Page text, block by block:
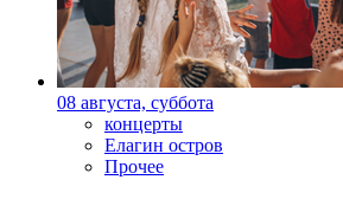
08 августа, суббота
концерты
Елагин остров
Прочее